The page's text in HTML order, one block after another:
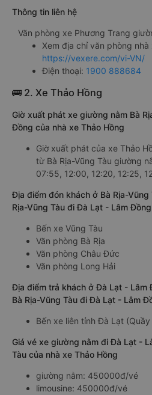
Thông tin liên hệ
Văn phòng xe Phương Trang
Xem địa chỉ văn phòng
https://vexere.com/vi-VN/
Điện thoại: 1900 888684
🚌 2. Xe Thảo Hồng
Giờ xuất phát xe giường nằm Bà
Đồng của nhà xe Thảo Hồng
Giờ xuất phát của xe Thảo
từ Bà Rịa-Vũng Tàu giường
07:55, 12:00, 12:20, 12:25,
Địa điểm đón khách ở Bà Rịa-
Rịa-Vũng Tàu đi Đà Lạt - Lâm
Bến xe Vũng Tàu
Văn phòng Bà Rịa
Văn phòng Châu Đức
Văn phòng Long Hải
Địa điểm trả khách ở Đà Lạt - Lâm
Bà Rịa-Vũng Tàu đi Đà Lạt - Lâm
Bến xe liên tỉnh Đà Lạt
Giá vé xe giường nằm đi Đà Lạt -
Tàu của nhà xe Thảo Hồng
giường nằm: 450000đ/vé
limousine: 450000đ/vé